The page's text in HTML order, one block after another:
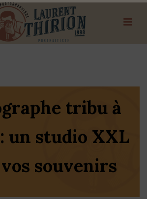
tribu à
un studio XXL
souvenirs